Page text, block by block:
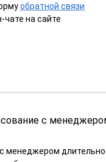
обратной связи
чате на сайте
с
менеджером